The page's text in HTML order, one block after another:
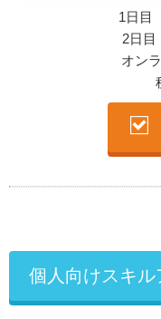
1日目
2日
オン
個人向けスキ